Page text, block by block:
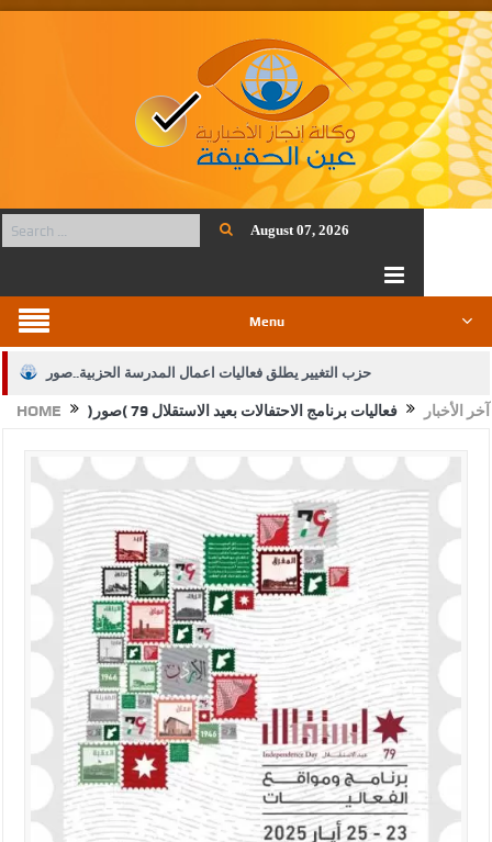
August 07, 2026
Menu
حزب التغيير يطلق فعاليات اعمال المدرسة الحزبية..صور
الجيش يفتح باب التجنيد لحملة البكالوريوس في الحقوق والقانون
الإسلامية والمسيحية
الأمن يتلف 16 مليون حبة كبتاجون و1480 كغم مواد مخدرة
النواب يقر مشروع تعديل قانون الملكية العقارية
القاضي يلتقي رؤساء تحرير الصحف اليومية ويؤكد حرص مجلس النواب
على شراكة فاعلة مع الإعلام
دعوة المكلفين بخدمة العلم (الدفعة الثالثة) إلى مراجعة منصة خدمة
العلم
الملك يلتقي مجموعة من رفاق السلاح
الملك يتلقى اتصالا هاتفيا من العاهل البحريني
HOME آخر الأخبار فعاليات برنامج الاحتفالات بعيد الاستقلال 79 (صور)